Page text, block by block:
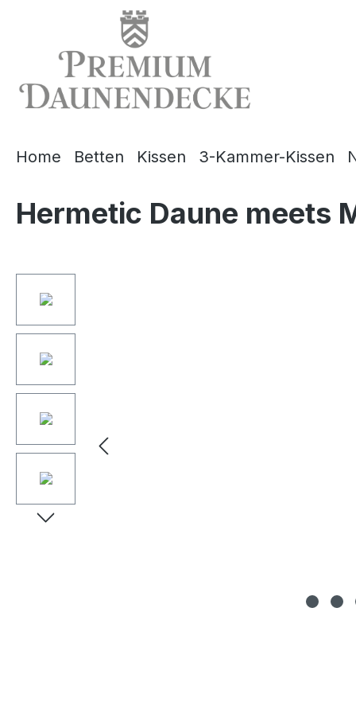
Zur Hauptnavigation springen
Home Betten Kissen 3-Kammer-Kissen
Hermetic Daune meets